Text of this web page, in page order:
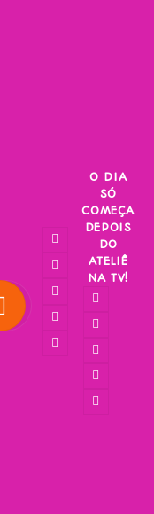
O DIA
SÓ
COMEÇA
DEPOIS
DO
ATELIÊ
NA TV!